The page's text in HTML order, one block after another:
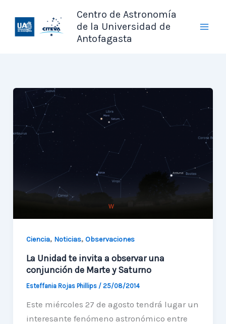
contenido
Centro de Astronomía
de la Universidad de
Antofagasta
Ciencia, Noticias, Observaciones
La Unidad te invita a observar una
conjunción de Marte y Saturno
Esteffania Rojas Phillips / 25/08/2014
Este miércoles 27 de agosto tendrá lugar un
interesante fenómeno astronómico entre